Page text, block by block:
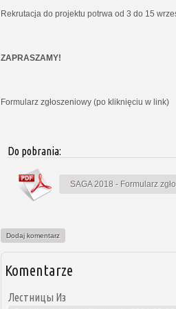
Rekrutacja do projektu potrwa od 3 do 15
ZAPRASZAMY!
Formularz zgłoszeniowy (po kliknięciu w link)
Do pobrania:
SAGA 2018 - Formularz
Dodaj komentarz
Komentarze
Лестницы Из